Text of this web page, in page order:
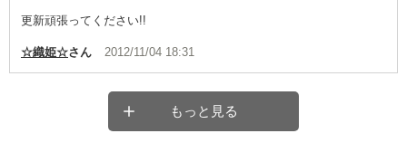
更新頑張ってください!!
☆織姫☆さん 2012/11/04 18:31
もっと見る